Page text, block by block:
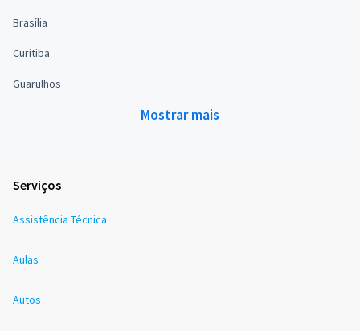
Brasília
Curitiba
Guarulhos
Mostrar mais
Serviços
Assistência Técnica
Aulas
Autos